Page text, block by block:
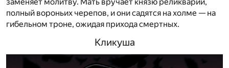
полный вороньих черепов, и они садятся на холме — на
гибельном троне, ожидая прихода смертных.
Кликуша